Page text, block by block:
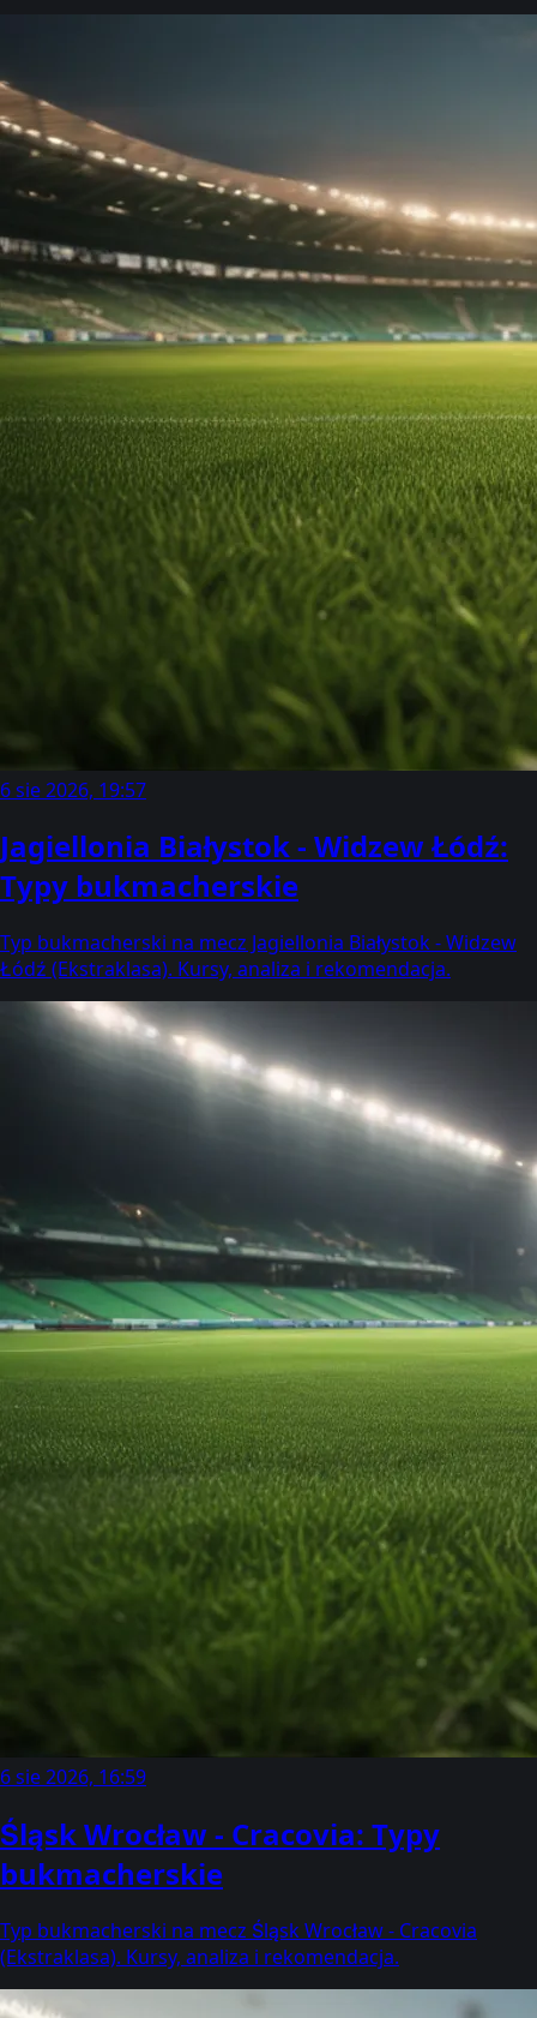
6 sie 2026, 19:57
Jagiellonia Białystok - Widzew Łódź:
Typy bukmacherskie
Typ bukmacherski na mecz Jagiellonia Białystok - Widzew
Łódź (Ekstraklasa). Kursy, analiza i rekomendacja.
6 sie 2026, 16:59
Śląsk Wrocław - Cracovia: Typy
bukmacherskie
Typ bukmacherski na mecz Śląsk Wrocław - Cracovia
(Ekstraklasa). Kursy, analiza i rekomendacja.